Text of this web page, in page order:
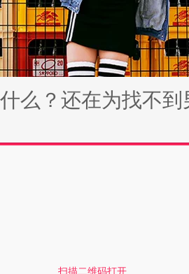
什么？还在为找不
扫描二维码打开